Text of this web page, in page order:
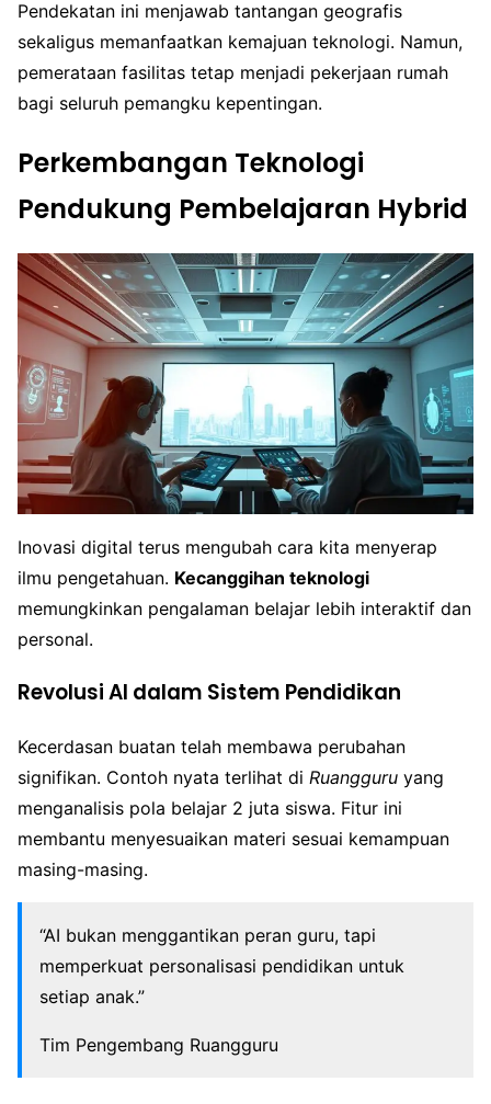
Pendekatan ini menjawab tantangan geografis
sekaligus memanfaatkan kemajuan teknologi. Namun,
pemerataan fasilitas tetap menjadi pekerjaan rumah
bagi seluruh pemangku kepentingan.
Perkembangan Teknologi
Pendukung Pembelajaran Hybrid
Inovasi digital terus mengubah cara kita menyerap
ilmu pengetahuan. Kecanggihan teknologi
memungkinkan pengalaman belajar lebih interaktif dan
personal.
Revolusi AI dalam Sistem Pendidikan
Kecerdasan buatan telah membawa perubahan
signifikan. Contoh nyata terlihat di Ruangguru yang
menganalisis pola belajar 2 juta siswa. Fitur ini
membantu menyesuaikan materi sesuai kemampuan
masing-masing.
“AI bukan menggantikan peran guru, tapi
memperkuat personalisasi pendidikan untuk
setiap anak.”
Tim Pengembang Ruangguru